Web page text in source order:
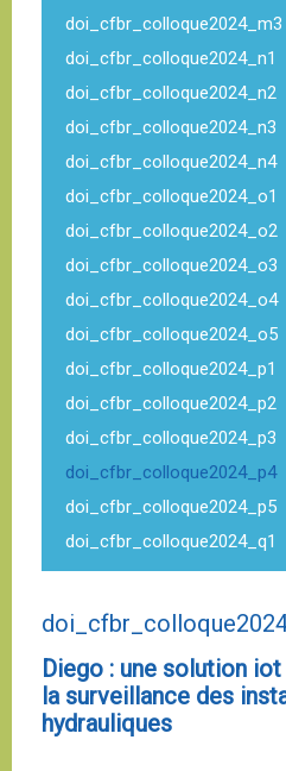
doi_cfbr_colloque2024_m3
doi_cfbr_colloque2024_n1
doi_cfbr_colloque2024_n2
doi_cfbr_colloque2024_n3
doi_cfbr_colloque2024_n4
doi_cfbr_colloque2024_o1
doi_cfbr_colloque2024_o2
doi_cfbr_colloque2024_o3
doi_cfbr_colloque2024_o4
doi_cfbr_colloque2024_o5
doi_cfbr_colloque2024_p1
doi_cfbr_colloque2024_p2
doi_cfbr_colloque2024_p3
doi_cfbr_colloque2024_p4
doi_cfbr_colloque2024_p5
doi_cfbr_colloque2024_q1
Diego : une solution
la surveillance des
hydrauliques